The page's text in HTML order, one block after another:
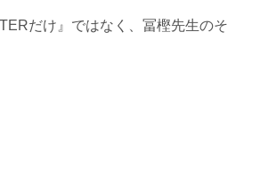
だけ』ではなく、冨樫先生のそ